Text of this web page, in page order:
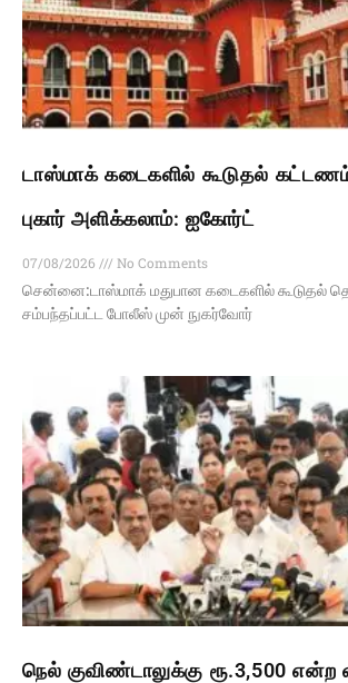
டாஸ்மாக் கடைகளில் கூடுதல்
புகார் அளிக்கலாம்: ஐகோர்ட்
07/08/2026
No Comments
சென்னை:டாஸ்மாக் மதுபான கடைகளில் கூடுதல்
சம்பந்தப்பட்ட போலீஸ் முன் நுகர்வோர்
நெல் குவிண்டாலுக்கு ரூ.3,500 என்ற